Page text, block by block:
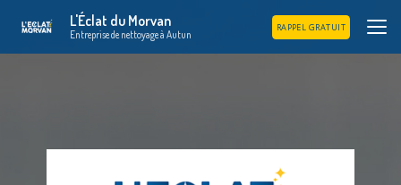
principal
L'Éclat du Morvan
Entreprise de nettoyage à Autun
RAPPEL GRATUIT